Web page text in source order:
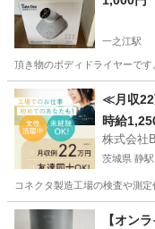
一之江駅
頂き物のボディドライヤーで
東京 江戸川区 一之江
≪月収22
時給
株式会社
茨城県 静駅
コネクタ製造工場の検査や測
茨城 常陸大宮市 静駅
【オン